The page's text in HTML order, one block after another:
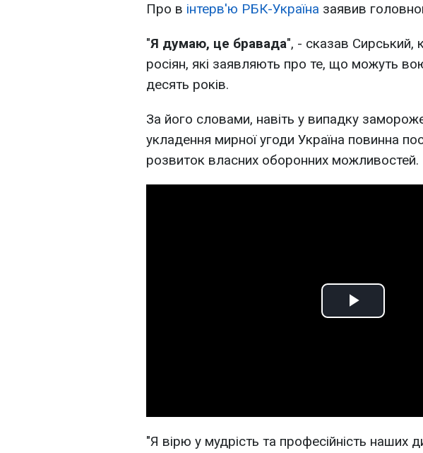
Про в інтерв'ю РБК-Україна заявив
"Я думаю, це бравада", - сказав Сирський,
росіян, які заявляють про те, що можуть
десять років.
За його словами, навіть у випадку
укладення мирної угоди Україна повинна
розвиток власних оборонних можливостей.
Play
"Я вірю у мудрість та професійність наших